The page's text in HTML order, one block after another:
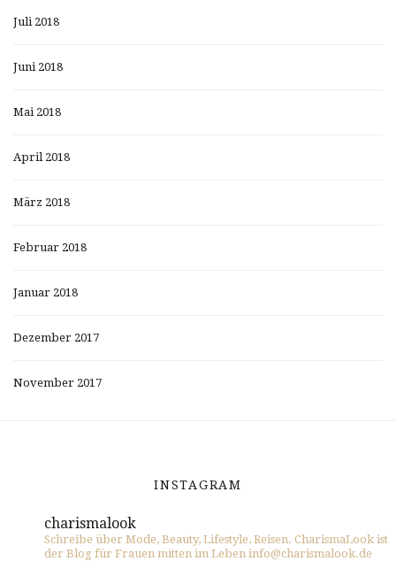
Juli 2018
Juni 2018
Mai 2018
April 2018
März 2018
Februar 2018
Januar 2018
Dezember 2017
November 2017
INSTAGRAM
charismalook
Schreibe über Mode, Beauty, Lifestyle, Reisen. CharismaLook ist
der Blog für Frauen mitten im Leben info@charismalook.de